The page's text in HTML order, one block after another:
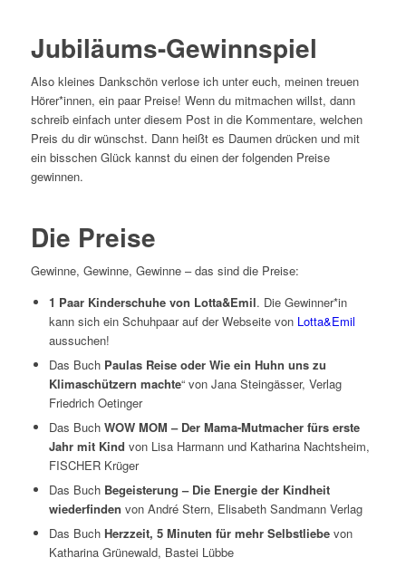
Jubiläums-Gewinnspiel
Also kleines Dankschön verlose ich unter euch, meinen treuen
Hörer*innen, ein paar Preise! Wenn du mitmachen willst, dann
schreib einfach unter diesem Post in die Kommentare, welchen
Preis du dir wünschst. Dann heißt es Daumen drücken und mit
ein bisschen Glück kannst du einen der folgenden Preise
gewinnen.
Die Preise
Gewinne, Gewinne, Gewinne – das sind die Preise:
1 Paar Kinderschuhe von Lotta&Emil. Die Gewinner*in
kann sich ein Schuhpaar auf der Webseite von Lotta&Emil
aussuchen!
Das Buch Paulas Reise oder Wie ein Huhn uns zu
Klimaschützern machte“ von Jana Steingässer, Verlag
Friedrich Oetinger
Das Buch WOW MOM – Der Mama-Mutmacher fürs erste
Jahr mit Kind von Lisa Harmann und Katharina Nachtsheim,
FISCHER Krüger
Das Buch Begeisterung – Die Energie der Kindheit
wiederfinden von André Stern, Elisabeth Sandmann Verlag
Das Buch Herzzeit, 5 Minuten für mehr Selbstliebevon
Katharina Grünewald, Bastei Lübbe